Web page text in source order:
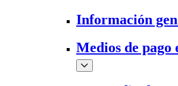
Información
Medios de pago